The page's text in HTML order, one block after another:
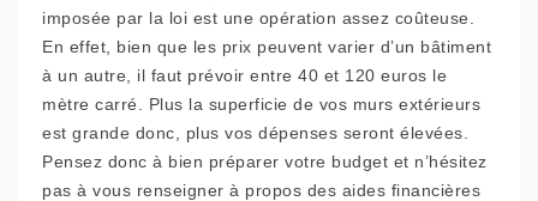
imposée par la loi est une opération assez coûteuse.
En effet, bien que les prix peuvent varier d’un bâtiment
à un autre, il faut prévoir entre 40 et 120 euros le
mètre carré. Plus la superficie de vos murs extérieurs
est grande donc, plus vos dépenses seront élevées.
Pensez donc à bien préparer votre budget et n’hésitez
pas à vous renseigner à propos des aides financières